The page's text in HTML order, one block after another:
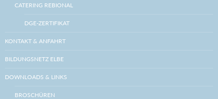
CATERING REBIONAL
DGE-ZERTIFIKAT
KONTAKT & ANFAHRT
BILDUNGSNETZ ELBE
DOWNLOADS & LINKS
BROSCHÜREN